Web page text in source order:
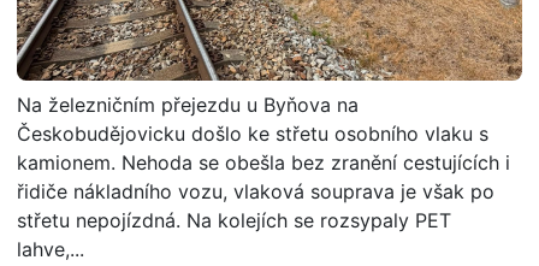
Na železničním přejezdu u Byňova na
Českobudějovicku došlo ke střetu osobního vlaku s
kamionem. Nehoda se obešla bez zranění cestujících i
řidiče nákladního vozu, vlaková souprava je však po
střetu nepojízdná. Na kolejích se rozsypaly PET
lahve,...